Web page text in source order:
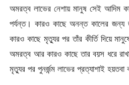
অমরত্ব লাভের নেশায় মানুষ সেই আদিম
পর্যন্ত। কারও কাছে অনন্ত কালের জন্য
কারও কাছে মৃত্যুর পর তাঁর কীর্তি দিয়ে
অমরত্ব আর কারও কাছে তার বয়স ধরে
মৃত্যুর পর পুনর্জন্ম লাভের প্রত্যাশাই